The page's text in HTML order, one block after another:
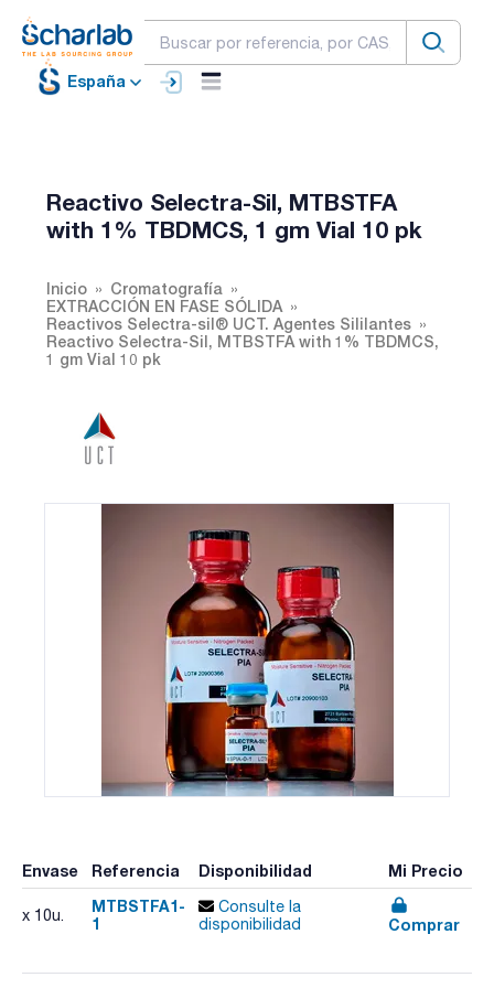
España
Reactivo Selectra-Sil, MTBSTFA
with 1% TBDMCS, 1 gm Vial 10 pk
Inicio
Cromatografía
EXTRACCIÓN EN FASE SÓLIDA
Reactivos Selectra-sil® UCT. Agentes Sililantes
Reactivo Selectra-Sil, MTBSTFA with 1% TBDMCS,
1 gm Vial 10 pk
Envase Referencia Disponibilidad Mi Precio
x 10u.
MTBSTFA1-
1
Consulte la
disponibilidad
Comprar